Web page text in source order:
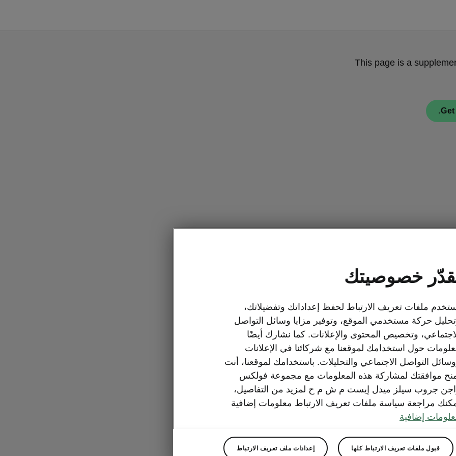
This page is a
الفنية لـ كاروك
السيارة
والداخلية وحجم صندوق الأمتعة.
خصوصيتك
ملفات تعريف الارتباط لحفظ إعداداتك وتفضيلاتك،
حركة مستخدمي الموقع، وتوفير مزايا وسائل التواصل
وتخصيص المحتوى والإعلانات. كما نشارك أيضًا
حول استخدامك لموقعنا مع شركائنا في الإعلانات
التواصل الاجتماعي والتحليلات. باستخدامك لموقعنا، أنت
موافقتك لمشاركة هذه المعلومات مع مجموعة فولكس
جروب سيلز ميدل إيست م ش م ح لمزيد من التفاصيل،
مراجعة سياسة ملفات تعريف الارتباط معلومات إضافية
إضافية
قبول ملفات تعريف الارتباط كلها إعدادات ملف تعريف الارتباط